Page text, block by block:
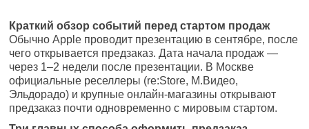
Краткий обзор событий перед стартом продаж
Обычно Apple проводит презентацию в сентябре, после
чего открывается предзаказ. Дата начала продаж —
через 1–2 недели после презентации. В Москве
официальные реселлеры (re:Store, М.Видео,
Эльдорадо) и крупные онлайн-магазины открывают
предзаказ почти одновременно с мировым стартом.